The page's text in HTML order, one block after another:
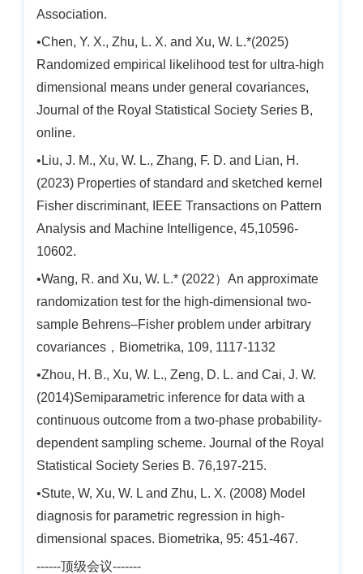
Association.
•Chen, Y. X., Zhu, L. X. and Xu, W. L.*(2025)
Randomized empirical likelihood test for ultra-high
dimensional means under general covariances,
Journal of the Royal Statistical Society Series B,
online.
•Liu, J. M., Xu, W. L., Zhang, F. D. and Lian, H.
(2023) Properties of standard and sketched kernel
Fisher discriminant, IEEE Transactions on Pattern
Analysis and Machine Intelligence, 45,10596-
10602.
•Wang, R. and Xu, W. L.* (2022）An approximate
randomization test for the high-dimensional two-
sample Behrens–Fisher problem under arbitrary
covariances，Biometrika, 109, 1117-1132
•Zhou, H. B., Xu, W. L., Zeng, D. L. and Cai, J. W.
(2014)Semiparametric inference for data with a
continuous outcome from a two-phase probability-
dependent sampling scheme. Journal of the Royal
Statistical Society Series B. 76,197-215.
•Stute, W, Xu, W. L and Zhu, L. X. (2008) Model
diagnosis for parametric regression in high-
dimensional spaces. Biometrika, 95: 451-467.
------顶级会议-------